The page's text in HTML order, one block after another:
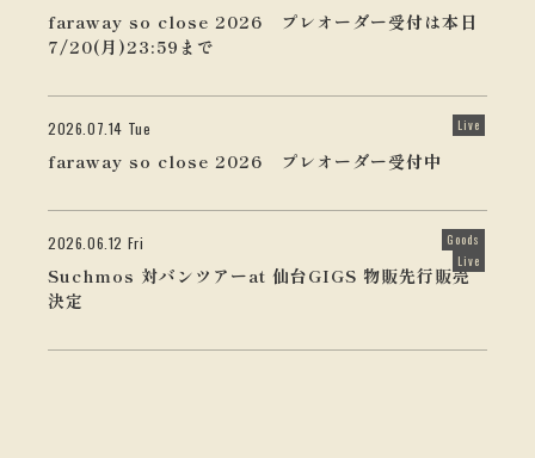
faraway so close 2026 プレオーダー受付は本日
7/20(月)23:59まで
2026.07.14 Tue Live
faraway so close 2026 プレオーダー受付中
2026.06.12 Fri
Goods
Live
Suchmos 対バンツアーat 仙台GIGS 物販先行販売
決定